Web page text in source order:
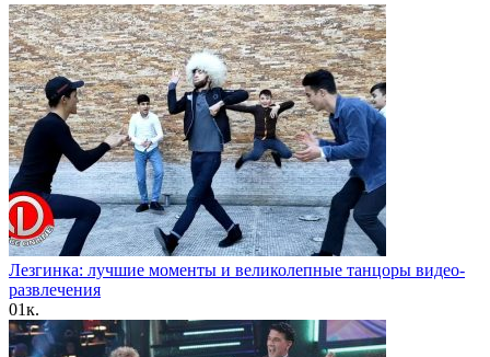
Лезгинка: лучшие моменты и великолепные танцоры видео-
развлечения
01к.